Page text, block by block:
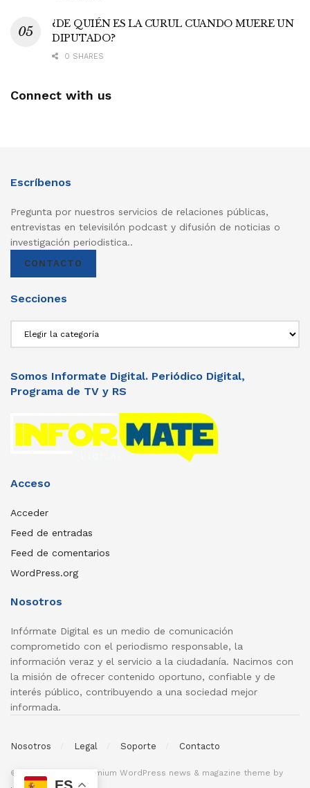
¿DE QUIÉN ES LA CURUL CUANDO MUERE UN
DIPUTADO?
0 SHARES
Connect with us
Escríbenos
Pregunta por nuestros servicios de relaciones públicas,
entrevistas en televisilón podcast y difusión de noticias o
investigación periodistica..
CONTACTO
Secciones
Somos Informate Digital. Periódico Digital,
Programa de TV y RS
Acceso
Acceder
Feed de entradas
Feed de comentarios
WordPress.org
Nosotros
Infórmate Digital es un medio de comunicación
comprometido con el periodismo responsable, la
información veraz y el servicio a la ciudadanía. Nacimos con
la misión de ofrecer contenido oportuno, confiable y de
interés público, contribuyendo a una sociedad mejor
informada.
Nosotros Legal Soporte Contacto
© 2026
- Premium WordPress news & magazine theme by